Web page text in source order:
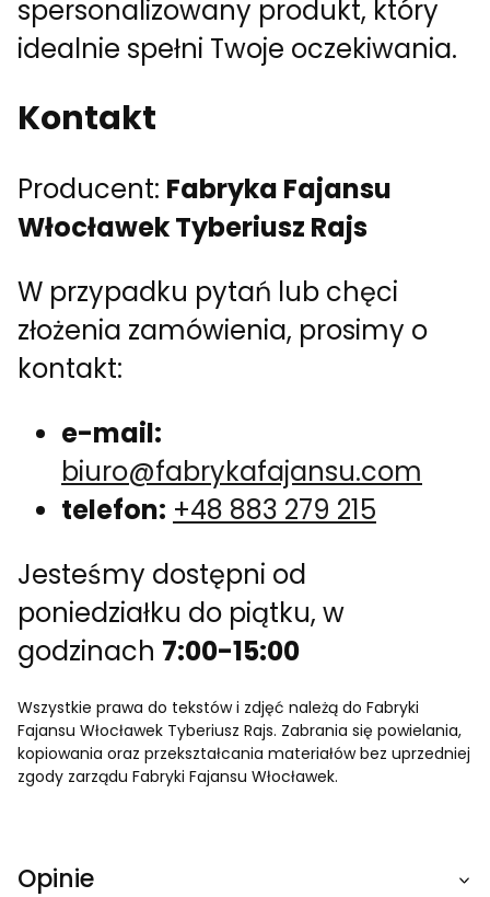
spersonalizowany produkt, który
idealnie spełni Twoje oczekiwania.
Kontakt
Producent: Fabryka Fajansu
Włocławek Tyberiusz Rajs
W przypadku pytań lub chęci
złożenia zamówienia, prosimy o
kontakt:
e-mail:
biuro@fabrykafajansu.com
telefon: +48 883 279 215
Jesteśmy dostępni od
poniedziałku do piątku, w
godzinach 7:00-15:00
Wszystkie prawa do tekstów i zdjęć należą do Fabryki
Fajansu Włocławek Tyberiusz Rajs. Zabrania się powielania,
kopiowania oraz przekształcania materiałów bez uprzedniej
zgody zarządu Fabryki Fajansu Włocławek.
Opinie